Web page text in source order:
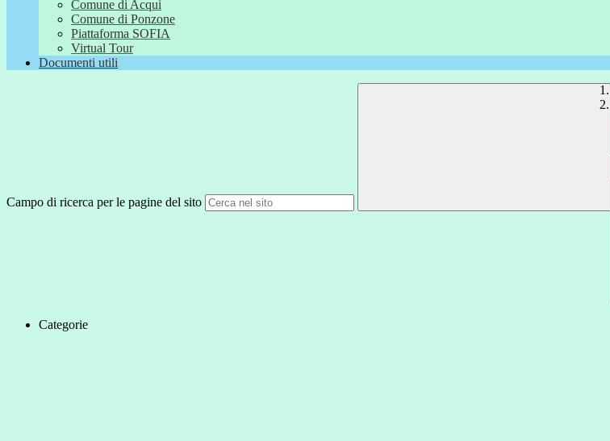
Comune di Acqui
Comune di Ponzone
Piattaforma SOFIA
Virtual Tour
Documenti utili
Campo di ricerca per le pagine del sito
Categorie